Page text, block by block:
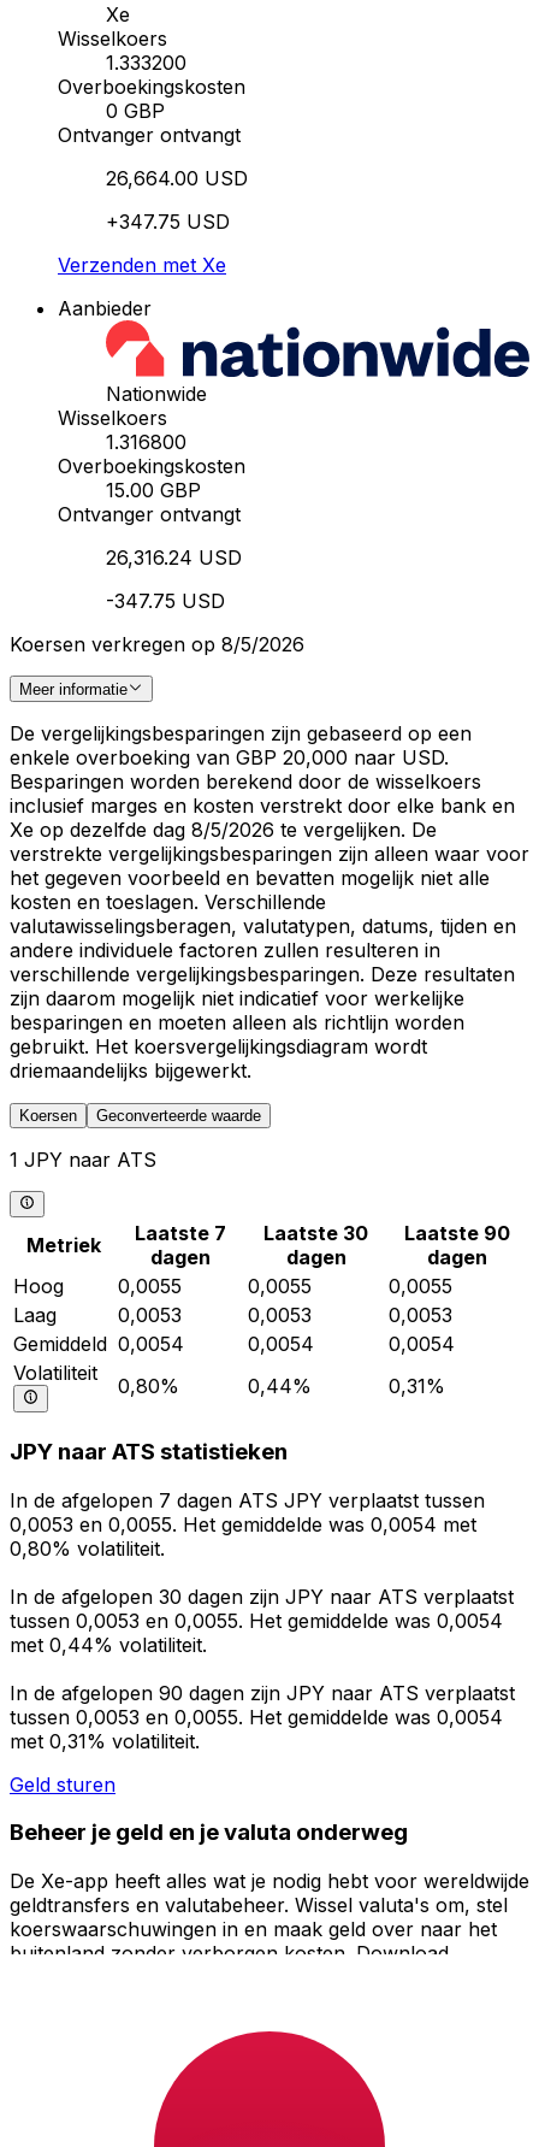
Xe
Wisselkoers
1.333200
Overboekingskosten
0 GBP
Ontvanger ontvangt
26,664.00 USD
+347.75 USD
Verzenden met Xe
Aanbieder
Nationwide
Wisselkoers
1.316800
Overboekingskosten
15.00 GBP
Ontvanger ontvangt
26,316.24 USD
-347.75 USD
Koersen verkregen op 8/5/2026
Meer informatie
De vergelijkingsbesparingen zijn gebaseerd op een
enkele overboeking van GBP 20,000 naar USD.
Besparingen worden berekend door de wisselkoers
inclusief marges en kosten verstrekt door elke bank en
Xe op dezelfde dag 8/5/2026 te vergelijken. De
verstrekte vergelijkingsbesparingen zijn alleen waar voor
het gegeven voorbeeld en bevatten mogelijk niet alle
kosten en toeslagen. Verschillende
valutawisselingsberagen, valutatypen, datums, tijden en
andere individuele factoren zullen resulteren in
verschillende vergelijkingsbesparingen. Deze resultaten
zijn daarom mogelijk niet indicatief voor werkelijke
besparingen en moeten alleen als richtlijn worden
gebruikt. Het koersvergelijkingsdiagram wordt
driemaandelijks bijgewerkt.
Koersen Geconverteerde waarde
1 JPY naar ATS
Metriek
Laatste 7
dagen
Laatste 30
dagen
Laatste 90
dagen
Hoog
0,0055 0,0055
0,0055
Laag
0,0053 0,0053
0,0053
Gemiddeld 0,0054 0,0054
0,0054
Volatiliteit
0,80% 0,44% 0,31%
JPY naar ATS statistieken
In de afgelopen 7 dagen ATS JPY verplaatst tussen
0,0053 en 0,0055. Het gemiddelde was 0,0054 met
0,80% volatiliteit.
In de afgelopen 30 dagen zijn JPY naar ATS verplaatst
tussen 0,0053 en 0,0055. Het gemiddelde was 0,0054
met 0,44% volatiliteit.
In de afgelopen 90 dagen zijn JPY naar ATS verplaatst
tussen 0,0053 en 0,0055. Het gemiddelde was 0,0054
met 0,31% volatiliteit.
Geld sturen
Beheer je geld en je valuta onderweg
De Xe-app heeft alles wat je nodig hebt voor wereldwijde
geldtransfers en valutabeheer. Wissel valuta's om, stel
koerswaarschuwingen in en maak geld over naar het
buitenland zonder verborgen kosten. Download